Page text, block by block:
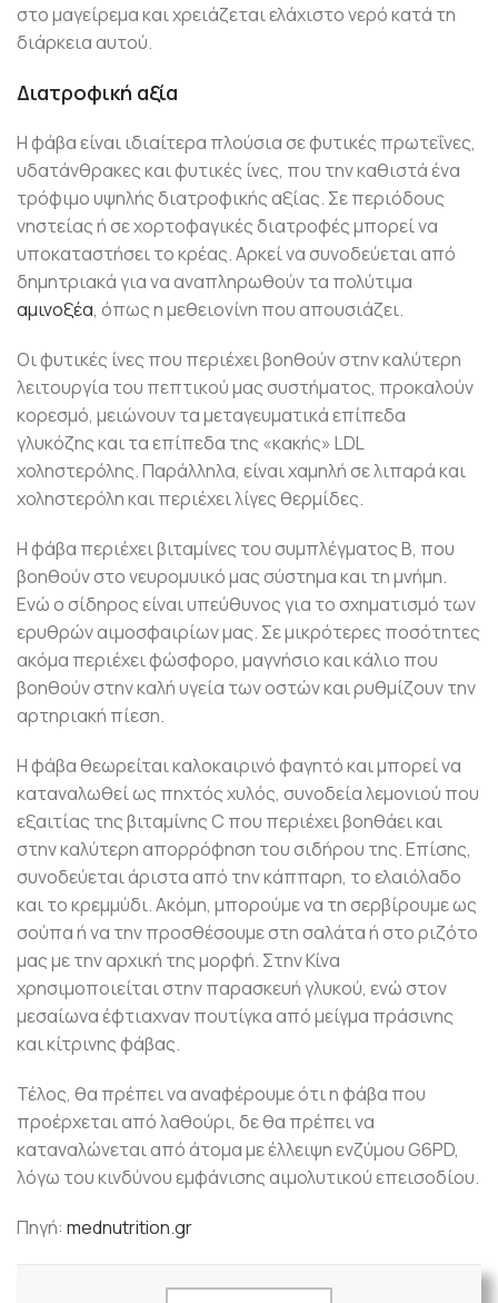
στο μαγείρεμα και χρειάζεται ελάχιστο νερό κατά τη
διάρκεια αυτού.
Διατροφική αξία
Η φάβα είναι ιδιαίτερα πλούσια σε φυτικές πρωτεΐνες,
υδατάνθρακες και φυτικές ίνες, που την καθιστά ένα
τρόφιμο υψηλής διατροφικής αξίας. Σε περιόδους
νηστείας ή σε χορτοφαγικές διατροφές μπορεί να
υποκαταστήσει το κρέας. Aρκεί να συνοδεύεται από
δημητριακά για να αναπληρωθούν τα πολύτιμα
αμινοξέα, όπως η μεθειονίνη που απουσιάζει.
Οι φυτικές ίνες που περιέχει βοηθούν στην καλύτερη
λειτουργία του πεπτικού μας συστήματος, προκαλούν
κορεσμό, μειώνουν τα μεταγευματικά επίπεδα
γλυκόζης και τα επίπεδα της «κακής» LDL
χοληστερόλης. Παράλληλα, είναι χαμηλή σε λιπαρά και
χοληστερόλη και περιέχει λίγες θερμίδες.
Η φάβα περιέχει βιταμίνες του συμπλέγματος Β, που
βοηθούν στο νευρομυικό μας σύστημα και τη μνήμη.
Eνώ ο σίδηρος είναι υπεύθυνος για το σχηματισμό των
ερυθρών αιμοσφαιρίων μας. Σε μικρότερες ποσότητες
ακόμα περιέχει φώσφορο, μαγνήσιο και κάλιο που
βοηθούν στην καλή υγεία των οστών και ρυθμίζουν την
αρτηριακή πίεση.
Η φάβα θεωρείται καλοκαιρινό φαγητό και μπορεί να
καταναλωθεί ως πηχτός χυλός, συνοδεία λεμονιού που
εξαιτίας της βιταμίνης C που περιέχει βοηθάει και
στην καλύτερη απορρόφηση του σιδήρου της. Επίσης,
συνοδεύεται άριστα από την κάππαρη, το ελαιόλαδο
και το κρεμμύδι. Ακόμη, μπορούμε να τη σερβίρουμε ως
σούπα ή να την προσθέσουμε στη σαλάτα ή στο ριζότο
μας με την αρχική της μορφή. Στην Κίνα
χρησιμοποιείται στην παρασκευή γλυκού, ενώ στον
μεσαίωνα έφτιαχναν πουτίγκα από μείγμα πράσινης
και κίτρινης φάβας.
Τέλος, θα πρέπει να αναφέρουμε ότι η φάβα που
προέρχεται από λαθούρι, δε θα πρέπει να
καταναλώνεται από άτομα με έλλειψη ενζύμου G6PD,
λόγω του κινδύνου εμφάνισης αιμολυτικού επεισοδίου.
Πηγή: mednutrition.gr